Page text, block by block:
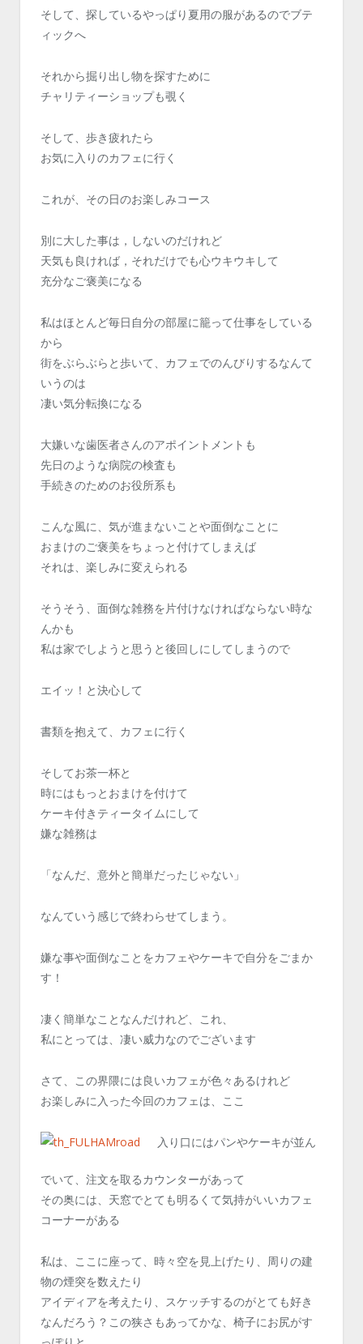
そして、探しているやっぱり夏用の服があるのでブテ
ィックへ
それから掘り出し物を探すために
チャリティーショップも覗く
そして、歩き疲れたら
お気に入りのカフェに行く
これが、その日のお楽しみコース
別に大した事は，しないのだけれど
天気も良ければ，それだけでも心ウキウキして
充分なご褒美になる
私はほとんど毎日自分の部屋に籠って仕事をしている
から
街をぶらぶらと歩いて、カフェでのんびりするなんて
いうのは
凄い気分転換になる
大嫌いな歯医者さんのアポイントメントも
先日のような病院の検査も
手続きのためのお役所系も
こんな風に、気が進まないことや面倒なことに
おまけのご褒美をちょっと付けてしまえば
それは、楽しみに変えられる
そうそう、面倒な雑務を片付けなければならない時な
んかも
私は家でしようと思うと後回しにしてしまうので
エイッ！と決心して
書類を抱えて、カフェに行く
そしてお茶一杯と
時にはもっとおまけを付けて
ケーキ付きティータイムにして
嫌な雑務は
「なんだ、意外と簡単だったじゃない」
なんていう感じで終わらせてしまう。
嫌な事や面倒なことをカフェやケーキで自分をごまか
す！
凄く簡単なことなんだけれど、これ、
私にとっては、凄い威力なのでございます
さて、この界隈には良いカフェが色々あるけれど
お楽しみに入った今回のカフェは、ここ
入り口にはパンやケーキが並ん
でいて、注文を取るカウンターがあって
その奥には、天窓でとても明るくて気持がいいカフェ
コーナーがある
私は、ここに座って、時々空を見上げたり、周りの建
物の煙突を数えたり
アイディアを考えたり、スケッチするのがとても好き
なんだろう？この狭さもあってかな、椅子にお尻がす